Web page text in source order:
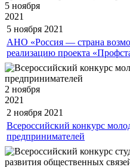
5 ноября
2021
5 ноября 2021
АНО «Россия — страна
реализацию проекта
2 ноября
2021
2 ноября 2021
Всероссийский конкурс
предпринимателей